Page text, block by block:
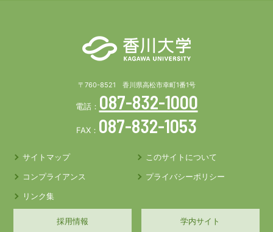
〒760-8521 香川県高松市幸町1番1号
電話： 087-832-1000
FAX： 087-832-1053
サイトマップ
このサイトについて
コンプライアンス
プライバシーポリシー
リンク集
採用情報 学内サイト